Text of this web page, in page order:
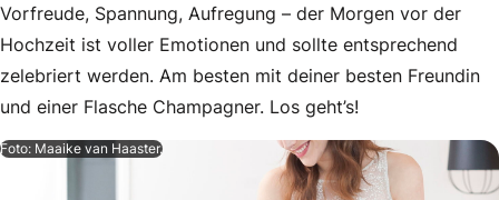
Vorfreude, Spannung, Aufregung – der Morgen vor der
Vorfreude, Spannung, Aufregung – der Morgen vor der
Hochzeit ist voller Emotionen und sollte entsprechend
zelebriert werden. Am besten mit deiner besten Freundin
und einer Flasche Champagner. Los geht’s!
Foto: Maaike van Haaster.